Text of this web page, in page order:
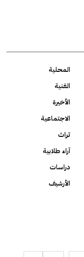
المحلية
الفنية
الأخيرة
الاجتماعية
تراث
آراء طلابية
دراسات
الأرشيف